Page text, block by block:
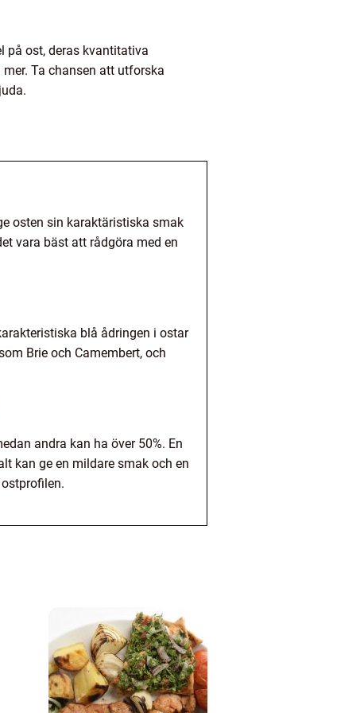
på ost, deras kvantitativa
Ta chansen att utforska
osten sin karaktäristiska smak
vara bäst att rådgöra med en
blå ådringen i ostar
Brie och Camembert, och
andra kan ha över 50%. En
kan ge en mildare smak och en